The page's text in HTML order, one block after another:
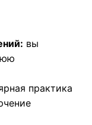
вы
практика